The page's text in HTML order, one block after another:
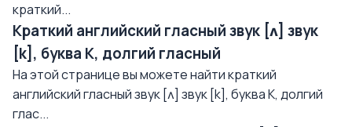
краткий...
Краткий английский гласный звук [ʌ] звук
[k], буква K, долгий гласный
На этой странице вы можете найти краткий
английский гласный звук [ʌ] звук [k], буква K, долгий
глас...